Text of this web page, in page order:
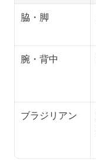
脇・脚
腕・背中
ブラジリアン